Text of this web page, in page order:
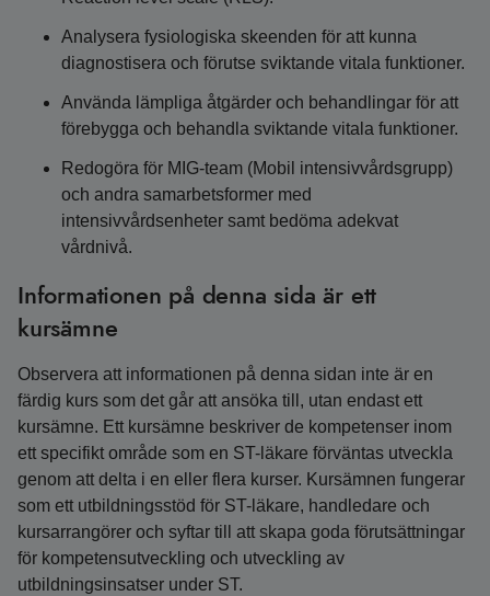
Analysera fysiologiska skeenden för att kunna
diagnostisera och förutse sviktande vitala funktioner.
Använda lämpliga åtgärder och behandlingar för att
förebygga och behandla sviktande vitala funktioner.
Redogöra för MIG-team (Mobil intensivvårdsgrupp)
och andra samarbetsformer med
intensivvårdsenheter samt bedöma adekvat
vårdnivå.
Informationen på denna sida är ett
kursämne
Observera att informationen på denna sidan inte är en
färdig kurs som det går att ansöka till, utan endast ett
kursämne. Ett kursämne beskriver de kompetenser inom
ett specifikt område som en ST-läkare förväntas utveckla
genom att delta i en eller flera kurser. Kursämnen fungerar
som ett utbildningsstöd för ST-läkare, handledare och
kursarrangörer och syftar till att skapa goda förutsättningar
för kompetensutveckling och utveckling av
utbildningsinsatser under ST.